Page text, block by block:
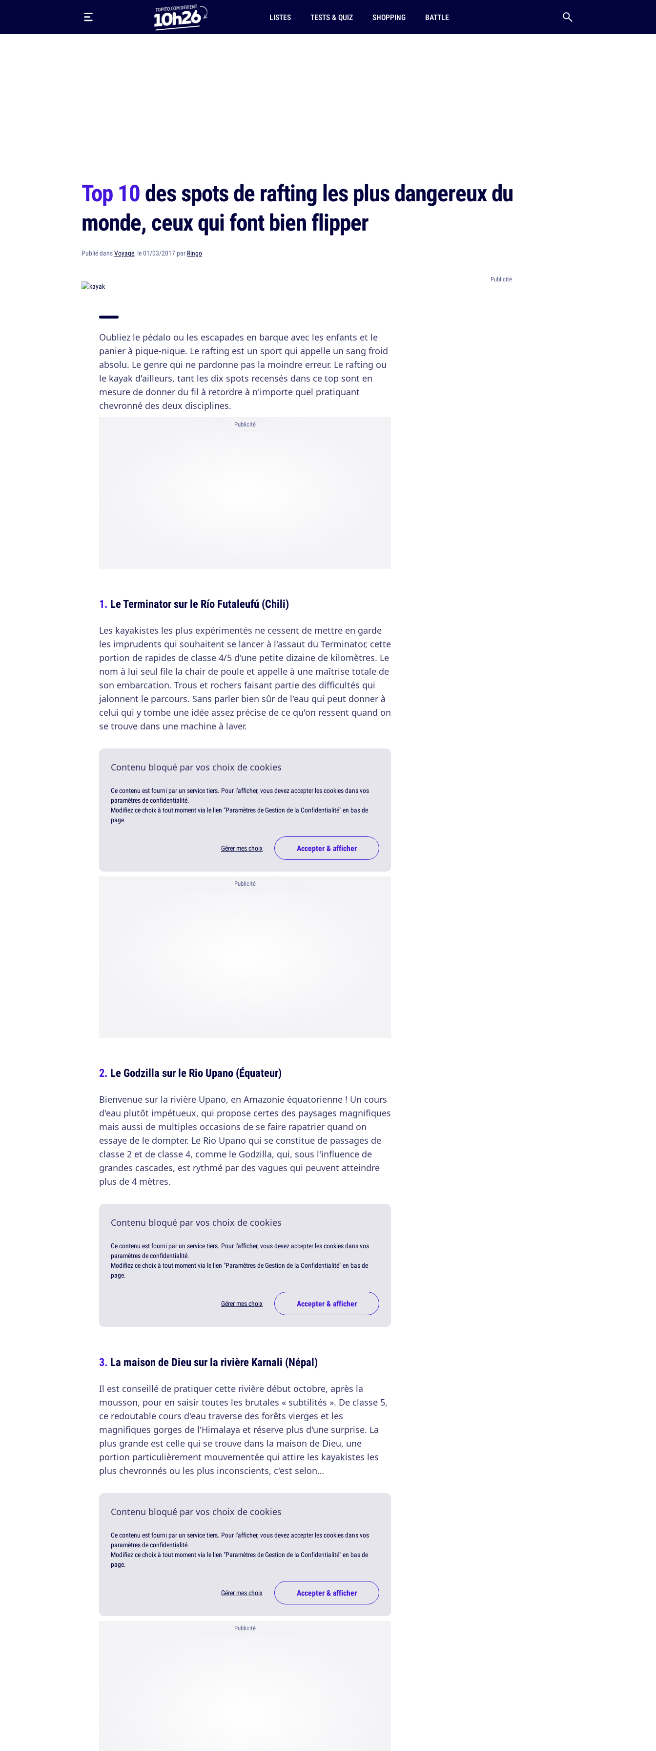
LISTES TESTS & QUIZ SHOPPING BATTLE
Top 10des spots de rafting les plus dangereux du
monde, ceux qui font bien flipper
Publié dansVoyage, le 01/03/2017 par Ringo
Oubliez le pédalo ou les escapades en barque avec les enfants et le
panier à pique-nique. Le rafting est un sport qui appelle un sang froid
absolu. Le genre qui ne pardonne pas la moindre erreur. Le rafting ou
le kayak d'ailleurs, tant les dix spots recensés dans ce top sont en
mesure de donner du fil à retordre à n'importe quel pratiquant
chevronné des deux disciplines.
Publicité
Le Terminator sur le Río Futaleufú (Chili)
Les kayakistes les plus expérimentés ne cessent de mettre en garde
les imprudents qui souhaitent se lancer à l'assaut du Terminator, cette
portion de rapides de classe 4/5 d'une petite dizaine de kilomètres. Le
nom à lui seul file la chair de poule et appelle à une maîtrise totale de
son embarcation. Trous et rochers faisant partie des difficultés qui
jalonnent le parcours. Sans parler bien sûr de l'eau qui peut donner à
celui qui y tombe une idée assez précise de ce qu'on ressent quand on
se trouve dans une machine à laver.
Contenu bloqué par vos choix de cookies
Ce contenu est fourni par un service tiers. Pour l'afficher, vous devez accepter les cookies dans vos
paramètres de confidentialité.
Modifiez ce choix à tout moment via le lien "Paramètres de Gestion de la Confidentialité" en bas de
page.
Gérer mes choix Accepter & afficher
Publicité
Le Godzilla sur le Rio Upano (Équateur)
Bienvenue sur la rivière Upano, en Amazonie équatorienne ! Un cours
d'eau plutôt impétueux, qui propose certes des paysages magnifiques
mais aussi de multiples occasions de se faire rapatrier quand on
essaye de le dompter. Le Rio Upano qui se constitue de passages de
classe 2 et de classe 4, comme le Godzilla, qui, sous l'influence de
grandes cascades, est rythmé par des vagues qui peuvent atteindre
plus de 4 mètres.
Contenu bloqué par vos choix de cookies
Ce contenu est fourni par un service tiers. Pour l'afficher, vous devez accepter les cookies dans vos
paramètres de confidentialité.
Modifiez ce choix à tout moment via le lien "Paramètres de Gestion de la Confidentialité" en bas de
page.
Gérer mes choix Accepter & afficher
La maison de Dieu sur la rivière Karnali (Népal)
Il est conseillé de pratiquer cette rivière début octobre, après la
mousson, pour en saisir toutes les brutales « subtilités ». De classe 5,
ce redoutable cours d'eau traverse des forêts vierges et les
magnifiques gorges de l'Himalaya et réserve plus d'une surprise. La
plus grande est celle qui se trouve dans la maison de Dieu, une
portion particulièrement mouvementée qui attire les kayakistes les
plus chevronnés ou les plus inconscients, c'est selon…
Contenu bloqué par vos choix de cookies
Ce contenu est fourni par un service tiers. Pour l'afficher, vous devez accepter les cookies dans vos
paramètres de confidentialité.
Modifiez ce choix à tout moment via le lien "Paramètres de Gestion de la Confidentialité" en bas de
page.
Gérer mes choix Accepter & afficher
Publicité